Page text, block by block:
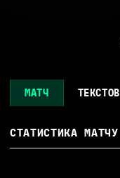
МАТЧ
СТАТИСТИКА